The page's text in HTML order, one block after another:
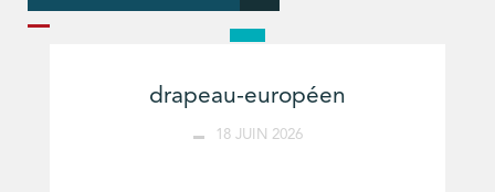
drapeau-européen
18 JUIN 2026